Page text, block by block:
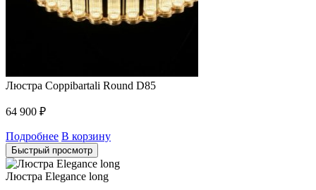
Люстра Coppibartali Round D85
64 900 ₽
Подробнее В корзину
Быстрый просмотр
Люстра Elegance long